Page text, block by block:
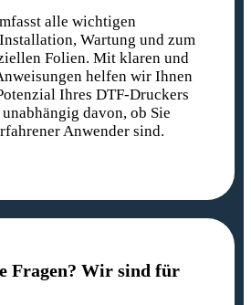
alle wichtigen
Wartung und zum
Folien. Mit klaren und
helfen wir Ihnen
Ihres DTF-Druckers
davon, ob Sie
Anwender sind.
Fragen? Wir sind für